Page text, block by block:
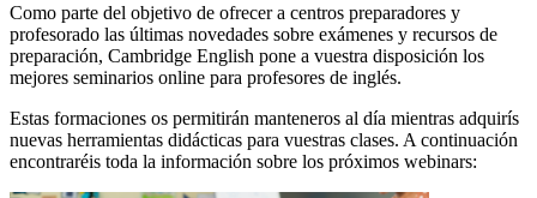
Como parte del objetivo de ofrecer a centros preparadores y
profesorado las últimas novedades sobre exámenes y recursos de
preparación, Cambridge English pone a vuestra disposición los
mejores seminarios online para profesores de inglés.
Estas formaciones os permitirán manteneros al día mientras adquirís
nuevas herramientas didácticas para vuestras clases. A continuación
encontraréis toda la información sobre los próximos webinars: